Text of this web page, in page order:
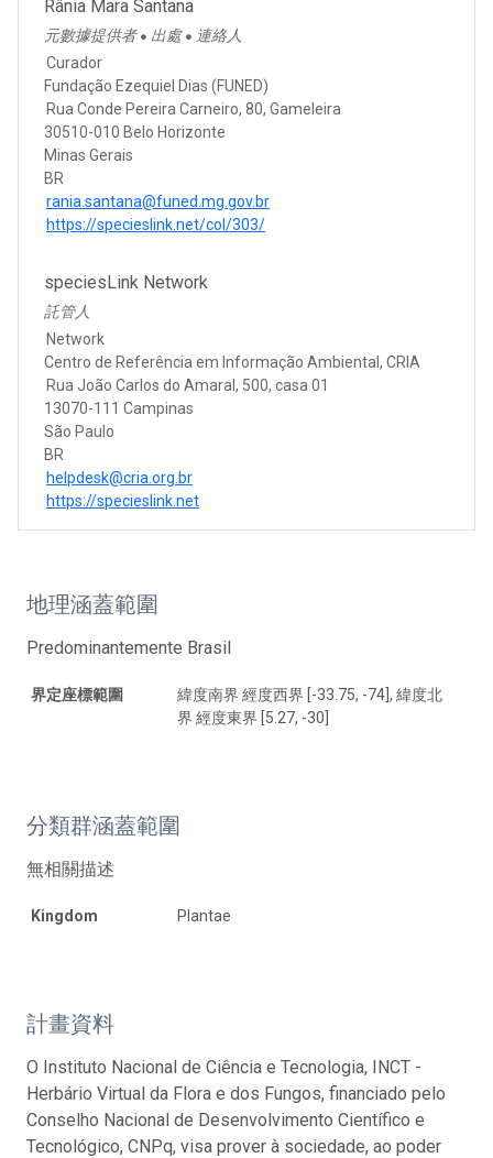
Rânia Mara Santana
元數據提供者 ● 出處 ● 連絡人
Curador
Fundação Ezequiel Dias (FUNED)
Rua Conde Pereira Carneiro, 80, Gameleira
30510-010 Belo Horizonte
Minas Gerais
BR
rania.santana@funed.mg.gov.br
https://specieslink.net/col/303/
speciesLink Network
託管人
Network
Centro de Referência em Informação Ambiental, CRIA
Rua João Carlos do Amaral, 500, casa 01
13070-111 Campinas
São Paulo
BR
helpdesk@cria.org.br
https://specieslink.net
地理涵蓋範圍
Predominantemente Brasil
界定座標範圍
緯度南界 經度西界 [-33.75, -74], 緯度北
界 經度東界 [5.27, -30]
分類群涵蓋範圍
無相關描述
Kingdom Plantae
計畫資料
O Instituto Nacional de Ciência e Tecnologia, INCT -
Herbário Virtual da Flora e dos Fungos, financiado pelo
Conselho Nacional de Desenvolvimento Científico e
Tecnológico, CNPq, visa prover à sociedade, ao poder